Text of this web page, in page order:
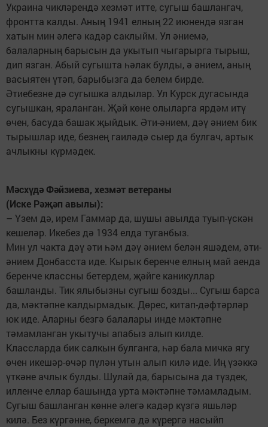
Украина чикләрендә хезмәт итте, сугыш башлангач,
фронтта калды. Аның 1941 елның 22 июнендә язган
хатын мин әлегә кадәр саклыйм. Ул әниемә,
балаларның барысын да укытып чыгарырга тырыш,
дип язган. Абый сугышта һәлак булды, ә әнием, аның
васыятен үтәп, барыбызга да белем бирде.
Әтиебезне дә сугышка алдылар. Ул Курск дугасында
сугышкан, яраланган. Җәй көне олыларга ярдәм итү
өчен, басуда башак җыйдык. Әти-әнием, дәү әнием бик
тырышлар иде, безнең гаиләдә сыер да булгач, артык
ачлыкны күрмәдек.
Мәсхүдә Фәйзиева, хезмәт ветераны
(Иске Рәҗәп авылы):
– Үзем дә, ирем Гаммар да, шушы авылда туып-үскән
кешеләр. Икебез дә 1934 елда туганбыз.
Мин ул чакта дәү әти һәм дәү әнием белән яшәдем, әти-
әнием Донбасста иде. Кырык беренче елның май аенда
беренче классны бетердем, җәйге каникуллар
башланды. Тик ялыбызны сугыш бозды... Сугыш барса
да, мәктәпне калдырмадык. Дөрес, китап-дәфтәрләр
юк иде. Аларны безгә балалары инде мәктәпне
тәмамланган укытучы апабыз алып килде.
Классларда бик салкын булганга, һәр бала мичкә ягу
өчен икешәр-өчәр пүлән утын алып килә иде. Иң үзәккә
үткәне ачлык булды. Шулай да, барысына да түздек,
илленче еллар башында урта мәктәпне тәмамладым.
Сугыш башланган көнне әлегә кадәр күзгә яшьләр
килә. Без күргәнне, беркемгә дә күрергә насыйп